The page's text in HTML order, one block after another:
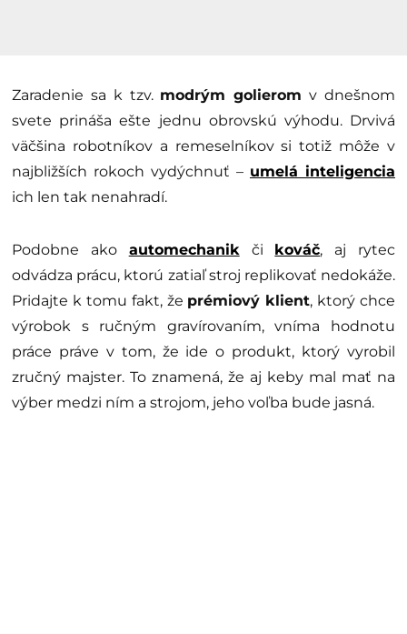
Zaradenie sa k tzv. modrým golierom v dnešnom
svete prináša ešte jednu obrovskú výhodu. Drvivá
väčšina robotníkov a remeselníkov si totiž môže v
najbližších rokoch vydýchnuť – umelá inteligencia
ich len tak nenahradí.
Podobne ako automechanikči kováč, aj rytec
odvádza prácu, ktorú zatiaľ stroj replikovať nedokáže.
Pridajte k tomu fakt, že prémiový klient, ktorý chce
výrobok s ručným gravírovaním, vníma hodnotu
práce práve v tom, že ide o produkt, ktorý vyrobil
zručný majster. To znamená, že aj keby mal mať na
výber medzi ním a strojom, jeho voľba bude jasná.